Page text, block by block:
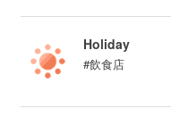
Holiday
#飲食店